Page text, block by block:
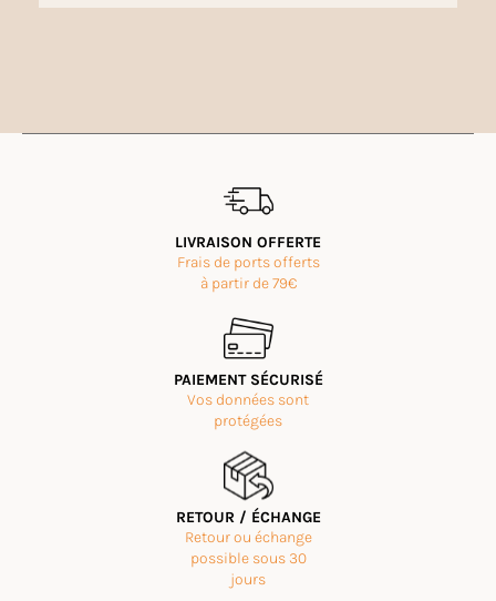
LIVRAISON OFFERTE
Frais de ports offerts
à partir de 79€
PAIEMENT SÉCURISÉ
Vos données sont
protégées
RETOUR / ÉCHANGE
Retour ou échange
possible sous 30
jours